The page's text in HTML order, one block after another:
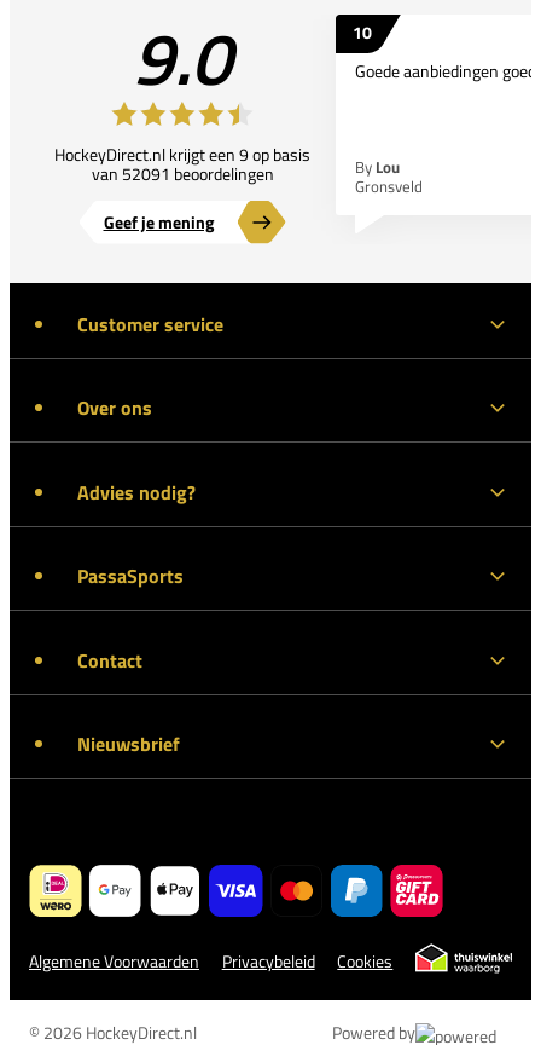
9.0
HockeyDirect.nl krijgt een 9 op basis
van 52091 beoordelingen
Geef je mening
10
Goede aanbiedingen
By Lou
Gronsveld
Customer service
Over ons
Advies nodig?
PassaSports
Contact
Nieuwsbrief
Algemene Voorwaarden Privacybeleid Cookies
© 2026 HockeyDirect.nl Powered by